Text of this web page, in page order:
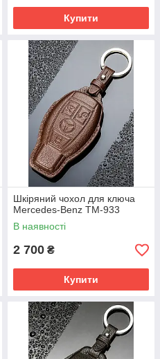
Купити
Шкіряний чохол для ключа
Mercedes-Benz TM-933
В наявності
2 700 ₴
Купити